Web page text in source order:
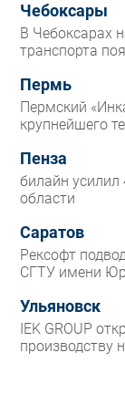
Чебоксары
В Чебоксарах
транспорта
Пермь
Пермский
крупнейшего
Пенза
билайн усилил
области
Саратов
Рексофт
СГТУ имени
Ульяновск
IEK GROUP
производству